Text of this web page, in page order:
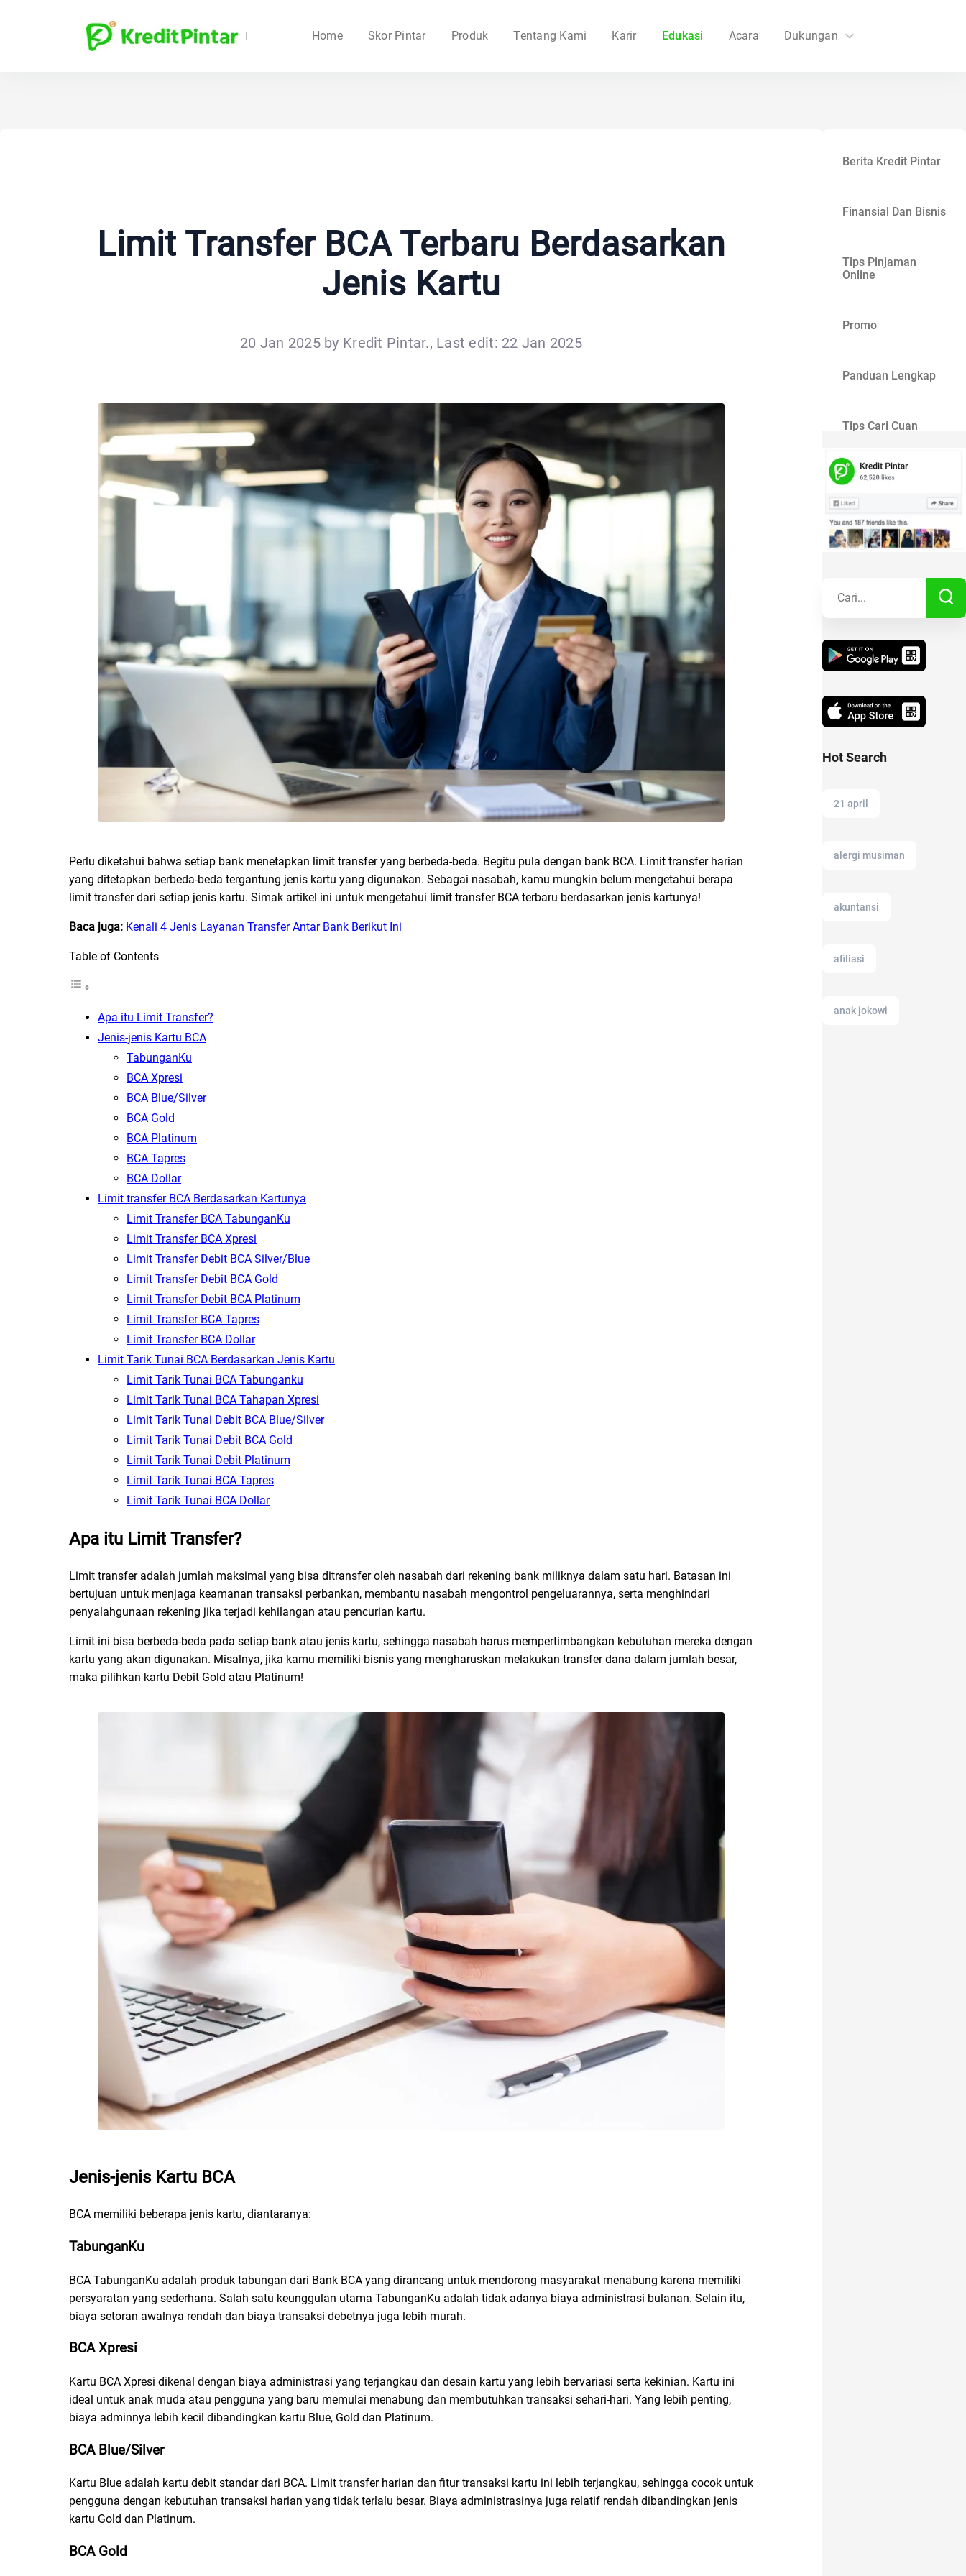
Home Skor Pintar Produk Tentang Kami Karir Edukasi Acara Dukungan
Limit Transfer BCA Terbaru Berdasarkan
Jenis Kartu
20 Jan 2025 by Kredit Pintar., Last edit: 22 Jan 2025
Perlu diketahui bahwa setiap bank menetapkan limit transfer yang berbeda-beda. Begitu pula dengan bank BCA. Limit transfer harian
yang ditetapkan berbeda-beda tergantung jenis kartu yang digunakan. Sebagai nasabah, kamu mungkin belum mengetahui berapa
limit transfer dari setiap jenis kartu. Simak artikel ini untuk mengetahui limit transfer BCA terbaru berdasarkan jenis kartunya!
Baca juga: Kenali 4 Jenis Layanan Transfer Antar Bank Berikut Ini
Table of Contents
Apa itu Limit Transfer?
Jenis-jenis Kartu BCA
TabunganKu
BCA Xpresi
BCA Blue/Silver
BCA Gold
BCA Platinum
BCA Tapres
BCA Dollar
Limit transfer BCA Berdasarkan Kartunya
Limit Transfer BCA TabunganKu
Limit Transfer BCA Xpresi
Limit Transfer Debit BCA Silver/Blue
Limit Transfer Debit BCA Gold
Limit Transfer Debit BCA Platinum
Limit Transfer BCA Tapres
Limit Transfer BCA Dollar
Limit Tarik Tunai BCA Berdasarkan Jenis Kartu
Limit Tarik Tunai BCA Tabunganku
Limit Tarik Tunai BCA Tahapan Xpresi
Limit Tarik Tunai Debit BCA Blue/Silver
Limit Tarik Tunai Debit BCA Gold
Limit Tarik Tunai Debit Platinum
Limit Tarik Tunai BCA Tapres
Limit Tarik Tunai BCA Dollar
Apa itu Limit Transfer?
Limit transfer adalah jumlah maksimal yang bisa ditransfer oleh nasabah dari rekening bank miliknya dalam satu hari. Batasan ini
bertujuan untuk menjaga keamanan transaksi perbankan, membantu nasabah mengontrol pengeluarannya, serta menghindari
penyalahgunaan rekening jika terjadi kehilangan atau pencurian kartu.
Limit ini bisa berbeda-beda pada setiap bank atau jenis kartu, sehingga nasabah harus mempertimbangkan kebutuhan mereka dengan
kartu yang akan digunakan. Misalnya, jika kamu memiliki bisnis yang mengharuskan melakukan transfer dana dalam jumlah besar,
maka pilihkan kartu Debit Gold atau Platinum!
Jenis-jenis Kartu BCA
BCA memiliki beberapa jenis kartu, diantaranya:
TabunganKu
BCA TabunganKu adalah produk tabungan dari Bank BCA yang dirancang untuk mendorong masyarakat menabung karena memiliki
persyaratan yang sederhana. Salah satu keunggulan utama TabunganKu adalah tidak adanya biaya administrasi bulanan. Selain itu,
biaya setoran awalnya rendah dan biaya transaksi debetnya juga lebih murah.
BCA Xpresi
Kartu BCA Xpresi dikenal dengan biaya administrasi yang terjangkau dan desain kartu yang lebih bervariasi serta kekinian. Kartu ini
ideal untuk anak muda atau pengguna yang baru memulai menabung dan membutuhkan transaksi sehari-hari. Yang lebih penting,
biaya adminnya lebih kecil dibandingkan kartu Blue, Gold dan Platinum.
BCA Blue/Silver
Kartu Blue adalah kartu debit standar dari BCA. Limit transfer harian dan fitur transaksi kartu ini lebih terjangkau, sehingga cocok untuk
pengguna dengan kebutuhan transaksi harian yang tidak terlalu besar. Biaya administrasinya juga relatif rendah dibandingkan jenis
kartu Gold dan Platinum.
BCA Gold
Berita Kredit Pintar
Finansial Dan Bisnis
Tips Pinjaman
Online
Promo
Panduan Lengkap
Tips Cari Cuan
Gaya Hidup
Kisah Sukses
Hot Search
21 april
alergi musiman
akuntansi
afiliasi
anak jokowi